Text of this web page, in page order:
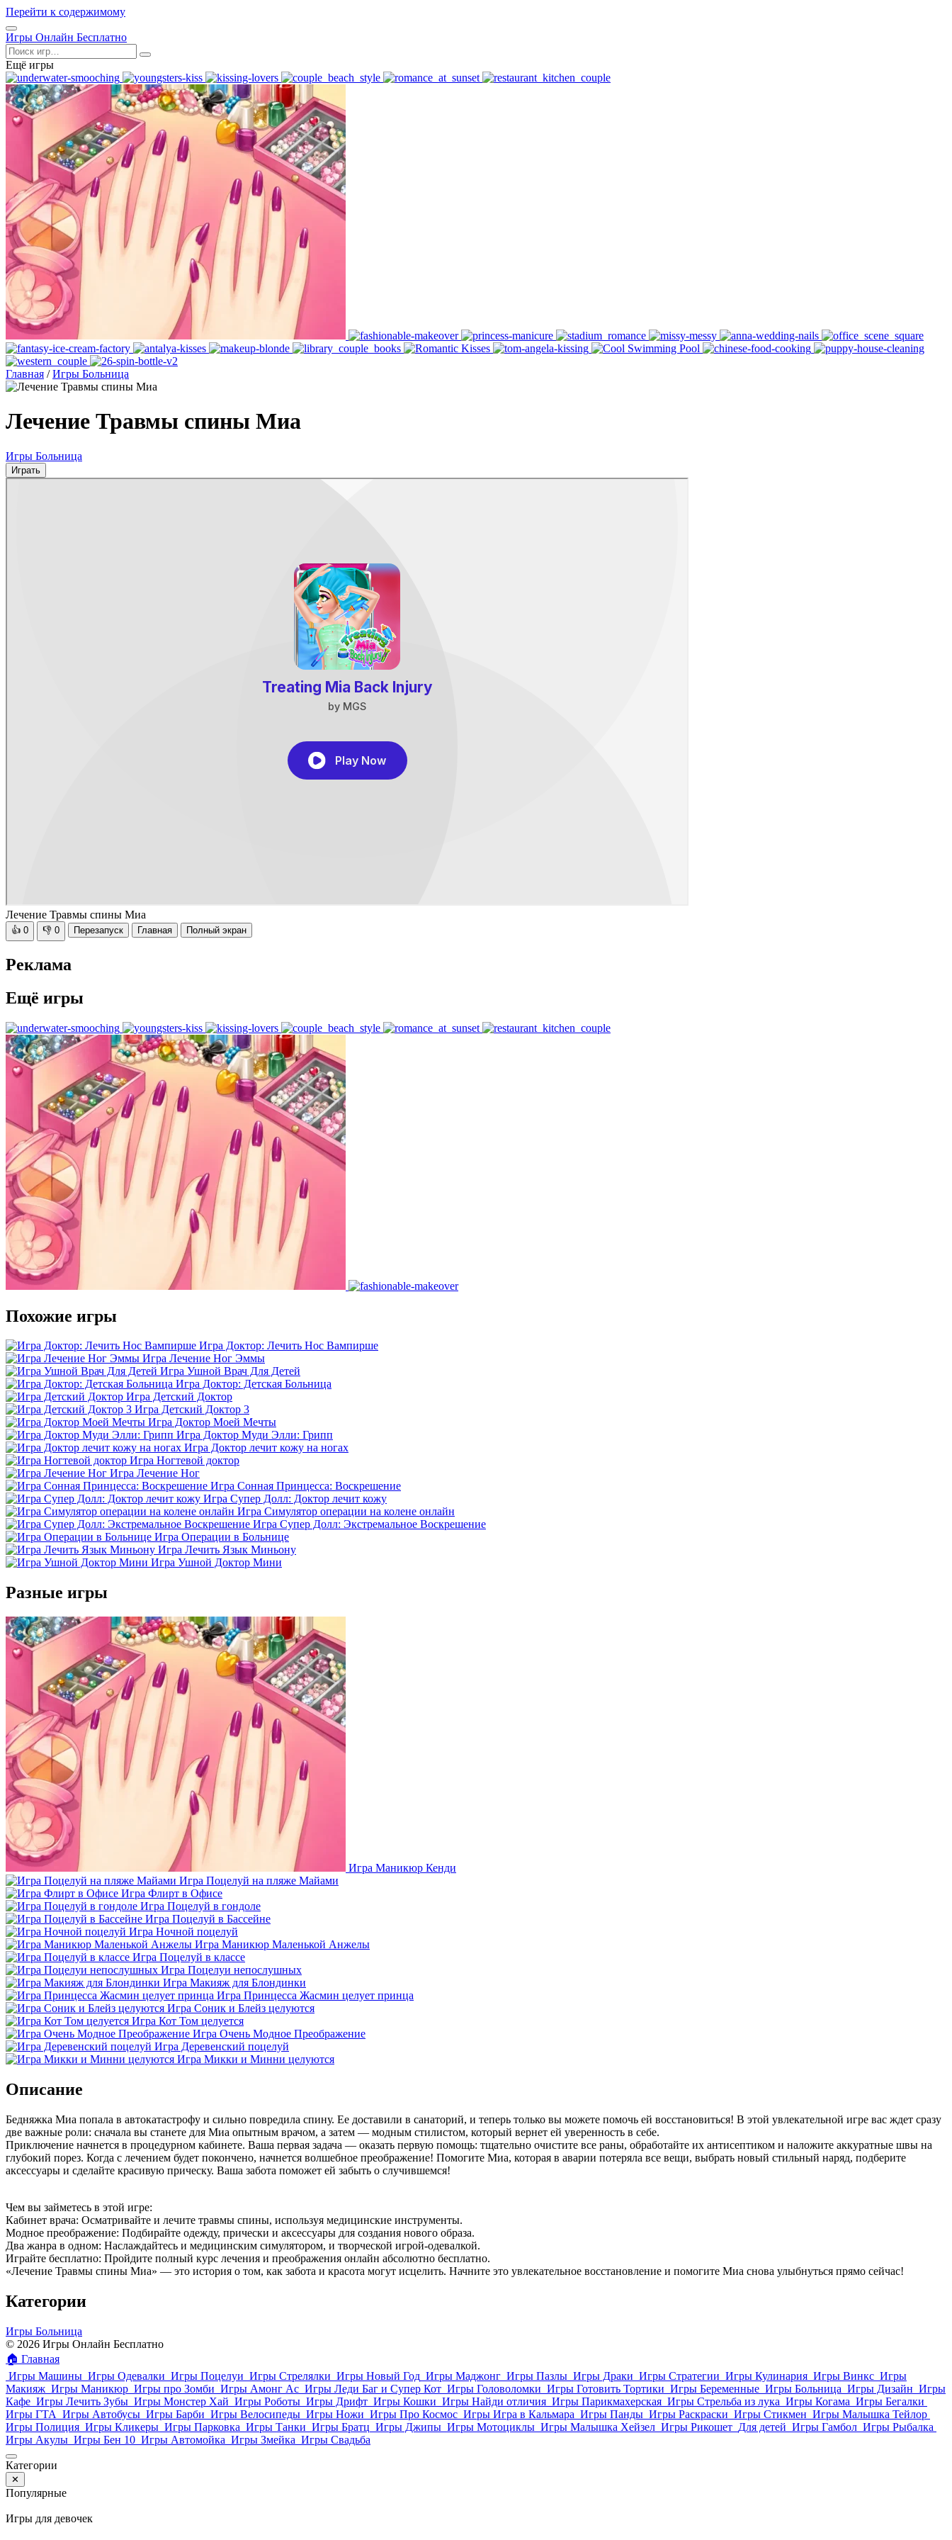
Перейти к содержимому
Открыть
меню
Игры Онлайн Бесплатно
Поиск
Ещё игры
Главная / Игры Больница
Лечение Травмы спины Миа
Игры Больница
Играть
Лечение Травмы спины Миа
👍 0 👎 0 Перезапуск Главная Полный экран
Реклама
Ещё игры
Похожие игры
Игра Доктор: Лечить Нос Вампирше
Игра Лечение Ног Эммы
Игра Ушной Врач Для Детей
Игра Доктор: Детская Больница
Игра Детский Доктор
Игра Детский Доктор 3
Игра Доктор Моей Мечты
Игра Доктор Муди Элли: Грипп
Игра Доктор лечит кожу на ногах
Игра Ногтевой доктор
Игра Лечение Ног
Игра Сонная Принцесса: Воскрешение
Игра Супер Долл: Доктор лечит кожу
Игра Симулятор операции на колене онлайн
Игра Супер Долл: Экстремальное Воскрешение
Игра Операции в Больнице
Игра Лечить Язык Миньону
Игра Ушной Доктор Мини
Разные игры
Игра Маникюр Кенди
Игра Поцелуй на пляже Майами
Игра Флирт в Офисе
Игра Поцелуй в гондоле
Игра Поцелуй в Бассейне
Игра Ночной поцелуй
Игра Маникюр Маленькой Анжелы
Игра Поцелуй в классе
Игра Поцелуи непослушных
Игра Макияж для Блондинки
Игра Принцесса Жасмин целует принца
Игра Соник и Блейз целуются
Игра Кот Том целуется
Игра Очень Модное Преображение
Игра Деревенский поцелуй
Игра Микки и Минни целуются
Описание
Бедняжка Миа попала в автокатастрофу и сильно повредила спину. Ее доставили в санаторий, и теперь только вы можете помочь ей восстановиться! В этой увлекательной игре вас ждет сразу
две важные роли: сначала вы станете для Миа опытным врачом, а затем — модным стилистом, который вернет ей уверенность в себе.
Приключение начнется в процедурном кабинете. Ваша первая задача — оказать первую помощь: тщательно очистите все раны, обработайте их антисептиком и наложите аккуратные швы на
глубокий порез. Когда с лечением будет покончено, начнется волшебное преображение! Помогите Миа, которая в аварии потеряла все вещи, выбрать новый стильный наряд, подберите
аксессуары и сделайте красивую прическу. Ваша забота поможет ей забыть о случившемся!
Чем вы займетесь в этой игре:
Кабинет врача: Осматривайте и лечите травмы спины, используя медицинские инструменты.
Модное преображение: Подбирайте одежду, прически и аксессуары для создания нового образа.
Два жанра в одном: Наслаждайтесь и медицинским симулятором, и творческой игрой-одевалкой.
Играйте бесплатно: Пройдите полный курс лечения и преображения онлайн абсолютно бесплатно.
«Лечение Травмы спины Миа» — это история о том, как забота и красота могут исцелить. Начните это увлекательное восстановление и помогите Миа снова улыбнуться прямо сейчас!
Категории
Игры Больница
© 2026 Игры Онлайн Бесплатно
🏠 Главная
Игры Машины Игры Одевалки Игры Поцелуи Игры Стрелялки Игры Новый Год Игры Маджонг Игры Пазлы Игры Драки Игры Стратегии Игры Кулинария Игры Винкс Игры
Макияж Игры Маникюр Игры про Зомби Игры Амонг Ас Игры Леди Баг и Супер Кот Игры Головоломки Игры Готовить Тортики Игры Беременные Игры Больница Игры Дизайн Игры
Кафе Игры Лечить Зубы Игры Монстер Хай Игры Роботы Игры Дрифт Игры Кошки Игры Найди отличия Игры Парикмахерская Игры Стрельба из лука Игры Когама Игры Бегалки
Игры ГТА Игры Автобусы Игры Барби Игры Велосипеды Игры Ножи Игры Про Космос Игры Игра в Кальмара Игры Панды Игры Раскраски Игры Стикмен Игры Малышка Тейлор
Игры Полиция Игры Кликеры Игры Парковка Игры Танки Игры Братц Игры Джипы Игры Мотоциклы Игры Малышка Хейзел Игры Рикошет Для детей Игры Гамбол Игры Рыбалка
Игры Акулы Игры Бен 10 Игры Автомойка Игры Змейка Игры Свадьба
Категории
✕
Популярные
Игры для девочек